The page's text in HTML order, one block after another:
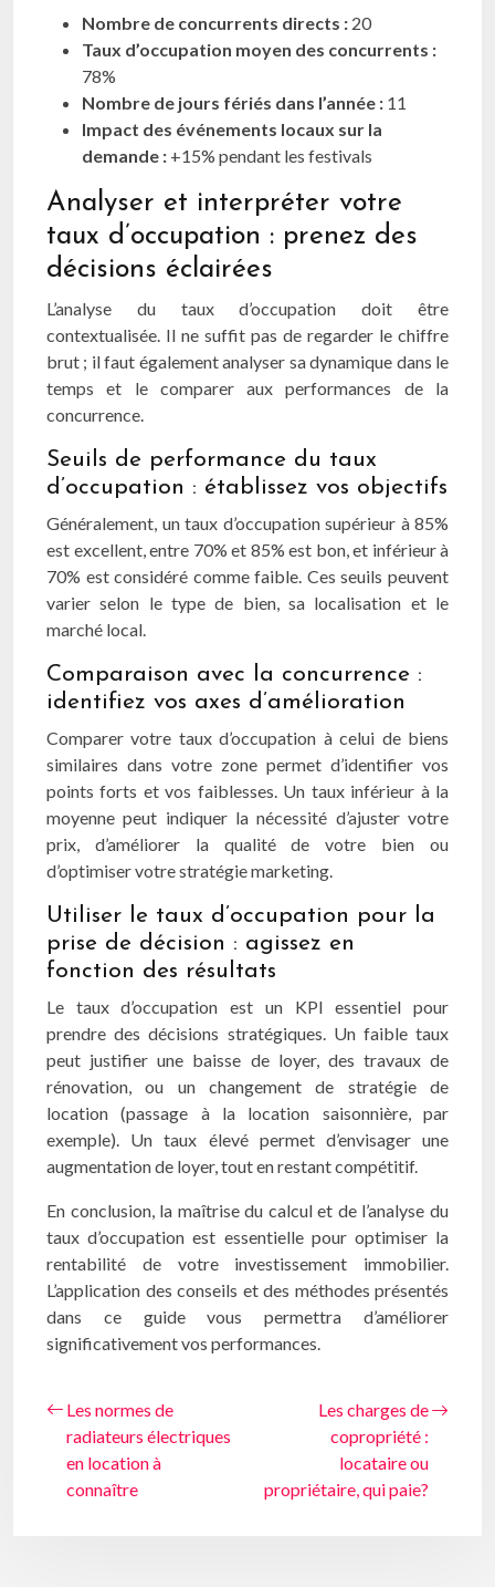
Nombre de concurrents directs : 20
Taux d’occupation moyen des concurrents :
78%
Nombre de jours fériés dans l’année : 11
Impact des événements locaux sur la
demande : +15% pendant les festivals
Analyser et interpréter votre
taux d’occupation : prenez des
décisions éclairées
L’analyse du taux d’occupation doit être
contextualisée. Il ne suffit pas de regarder le chiffre
brut ; il faut également analyser sa dynamique dans le
temps et le comparer aux performances de la
concurrence.
Seuils de performance du taux
d’occupation : établissez vos objectifs
Généralement, un taux d’occupation supérieur à 85%
est excellent, entre 70% et 85% est bon, et inférieur à
70% est considéré comme faible. Ces seuils peuvent
varier selon le type de bien, sa localisation et le
marché local.
Comparaison avec la concurrence :
identifiez vos axes d’amélioration
Comparer votre taux d’occupation à celui de biens
similaires dans votre zone permet d’identifier vos
points forts et vos faiblesses. Un taux inférieur à la
moyenne peut indiquer la nécessité d’ajuster votre
prix, d’améliorer la qualité de votre bien ou
d’optimiser votre stratégie marketing.
Utiliser le taux d’occupation pour la
prise de décision : agissez en
fonction des résultats
Le taux d’occupation est un KPI essentiel pour
prendre des décisions stratégiques. Un faible taux
peut justifier une baisse de loyer, des travaux de
rénovation, ou un changement de stratégie de
location (passage à la location saisonnière, par
exemple). Un taux élevé permet d’envisager une
augmentation de loyer, tout en restant compétitif.
En conclusion, la maîtrise du calcul et de l’analyse du
taux d’occupation est essentielle pour optimiser la
rentabilité de votre investissement immobilier.
L’application des conseils et des méthodes présentés
dans ce guide vous permettra d’améliorer
significativement vos performances.
Les normes de
radiateurs électriques
en location à
connaître
Les charges de
copropriété :
locataire ou
propriétaire, qui paie?